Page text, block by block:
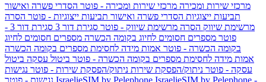
מרכזי שירות ומכירה מרכזי שירות ומכירה - פוטר הסדרי פשרה ואישור
תביעות ייצוגיות הסדרי פשרה ואישור תביעות ייצוגיות - פוטר הסרה
מרשימת שיווק הסרה מרשימת שיווק - פוטר סגירת דור 3
סגירת דור 3 -
פוטר מספרים חסומים לחיוג בקומה הכשרה מספרים חסומים לחיוג
בקומה הכשרה - פוטר אמות מידה לחסימת מספרים בקומה הכשרה
אמות מידה לחסימת מספרים בקומה הכשרה - פוטר ביטול עסקה ביטול
עסקה - פוטר ניתוק/הפסקת שירות ניתוק/הפסקת שירות - פוטר נגישות